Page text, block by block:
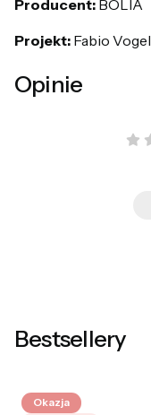
Producent: BOLIA
Projekt: Fabio Vogel
Opinie
Bestsellery
Okazja